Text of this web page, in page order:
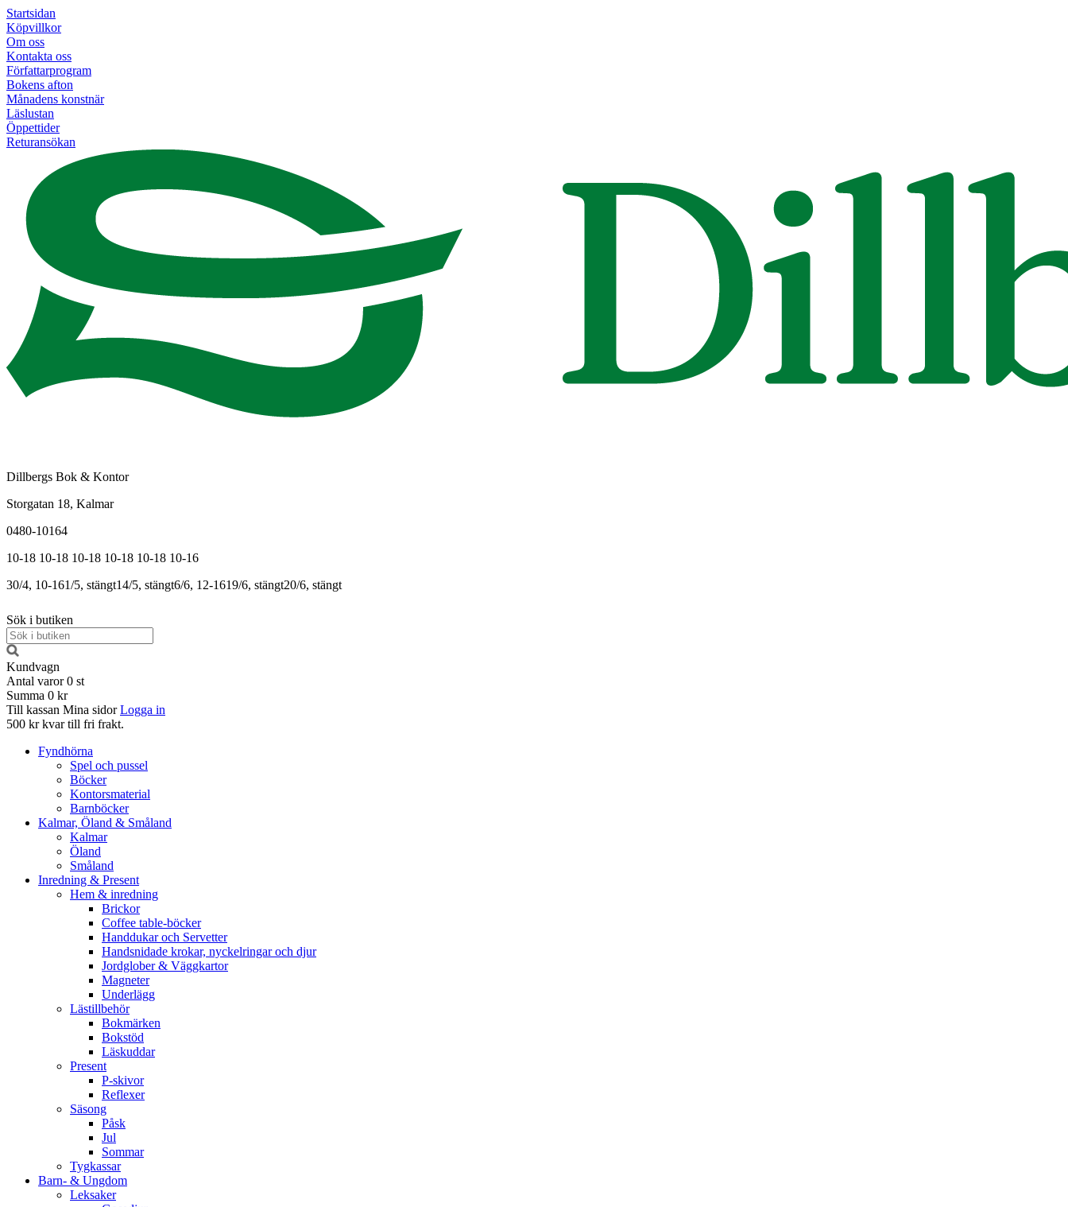
Startsidan
Köpvillkor
Om oss
Kontakta oss
Författarprogram
Bokens afton
Månadens konstnär
Läslustan
Öppettider
Returansökan
Dillbergs Bok & Kontor
Storgatan 18, Kalmar
0480-10164
10-18 10-18 10-18 10-18 10-18 10-16
30/4, 10-161/5, stängt14/5, stängt6/6, 12-1619/6, stängt20/6, stängt
Sök i butiken
Kundvagn
Antal varor 0 st
Summa 0 kr
Till kassan Mina sidor Logga in
500 kr kvar till fri frakt.
Fyndhörna
Spel och pussel
Böcker
Kontorsmaterial
Barnböcker
Kalmar, Öland & Småland
Kalmar
Öland
Småland
Inredning & Present
Hem & inredning
Brickor
Coffee table-böcker
Handdukar och Servetter
Handsnidade krokar, nyckelringar och djur
Jordglober & Väggkartor
Magneter
Underlägg
Lästillbehör
Bokmärken
Bokstöd
Läskuddar
Present
P-skivor
Reflexer
Säsong
Påsk
Jul
Sommar
Tygkassar
Barn- & Ungdom
Leksaker